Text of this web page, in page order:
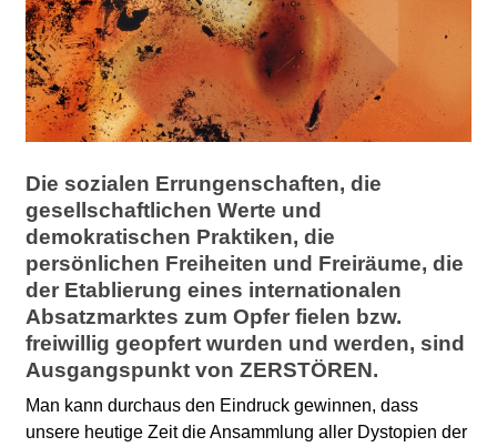
Die sozialen Errungenschaften, die
gesellschaftlichen Werte und
demokratischen Praktiken, die
persönlichen Freiheiten und Freiräume, die
der Etablierung eines internationalen
Absatzmarktes zum Opfer fielen bzw.
freiwillig geopfert wurden und werden, sind
Ausgangspunkt vonZERSTÖREN.
Man kann durchaus den Eindruck gewinnen, dass
unsere heutige Zeit die Ansammlung aller Dystopien der